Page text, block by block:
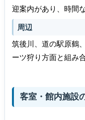
迎案内があり、時間
周辺
筑後川、道の駅原鶴
ーツ狩り方面と組み
客室・館内施設